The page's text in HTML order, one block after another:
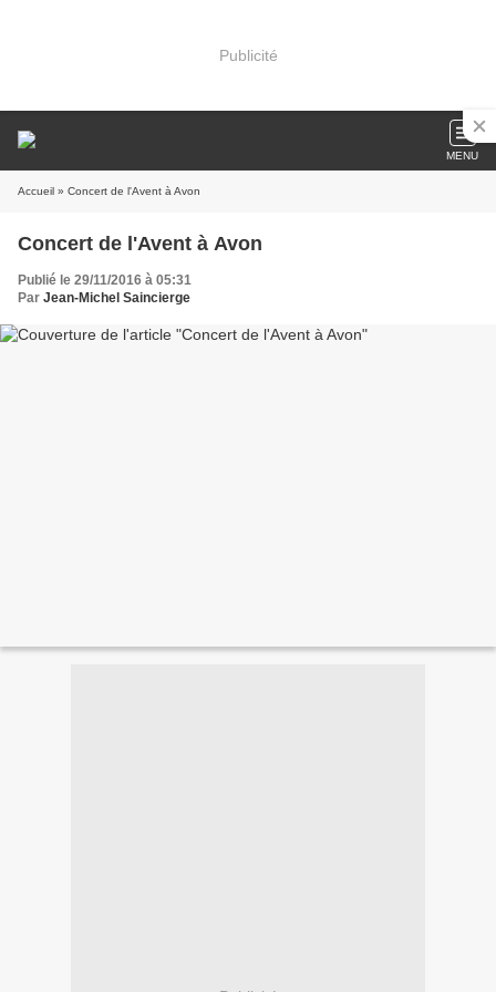
Publicité
MENU
Accueil » Concert de l'Avent à Avon
Concert de l'Avent à Avon
Publié le 29/11/2016 à 05:31
Par Jean-Michel Saincierge